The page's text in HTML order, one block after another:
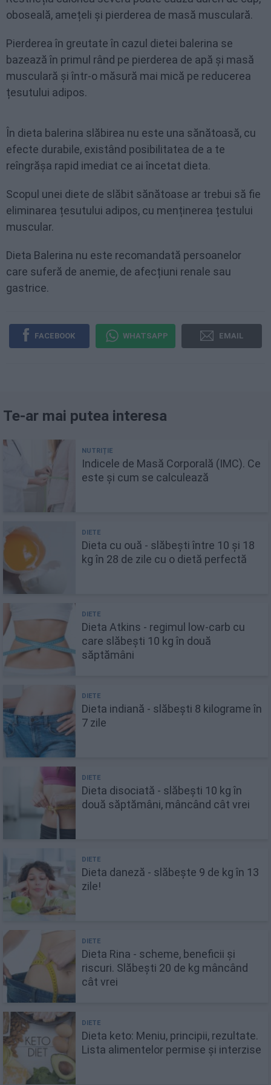
oboseală, amețeli și pierderea de masă musculară.
Pierderea în greutate în cazul dietei balerina se
bazează în primul rând pe pierderea de apă și masă
musculară și într-o măsură mai mică pe reducerea
țesutului adipos.
În dieta balerina slăbirea nu este una sănătoasă, cu
efecte durabile, existând posibilitatea de a te
reîngrășa rapid imediat ce ai încetat dieta.
Scopul unei diete de slăbit sănătoase ar trebui să fie
eliminarea țesutului adipos, cu menținerea țestului
muscular.
Dieta Balerina nu este recomandată persoanelor
care suferă de anemie, de afecțiuni renale sau
gastrice.
FACEBOOK WHATSAPP EMAIL
Te-ar mai putea interesa
Indicele de Masă Corporală (IMC). Ce
este și cum se calculează
Dieta cu ouă - slăbești între 10 și 18
kg în 28 de zile cu o dietă perfectă
Dieta Atkins - regimul low-carb cu
care slăbești 10 kg în două
săptămâni
Dieta indiană - slăbești 8 kilograme în
7 zile
Dieta disociată - slăbești 10 kg în
două săptămâni, mâncând cât vrei
Dieta daneză - slăbește 9 de kg în 13
zile!
Dieta Rina - scheme, beneficii și
riscuri. Slăbești 20 de kg mâncând
cât vrei
Dieta keto: Meniu, principii, rezultate.
Lista alimentelor permise și interzise